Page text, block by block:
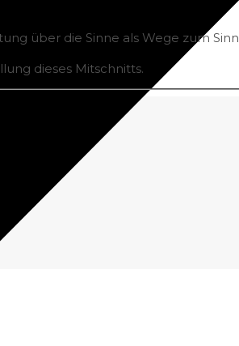
über die Sinne als Wege zum Sinn
dieses Mitschnitts.